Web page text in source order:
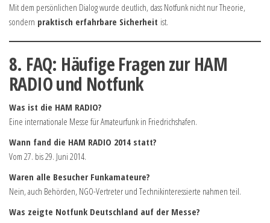
Mit dem persönlichen Dialog wurde deutlich, dass Notfunk nicht nur Theorie,
sondern praktisch erfahrbare Sicherheit ist.
8. FAQ: Häufige Fragen zur HAM
RADIO und Notfunk
Was ist die HAM RADIO?
Eine internationale Messe für Amateurfunk in Friedrichshafen.
Wann fand die HAM RADIO 2014 statt?
Vom 27. bis 29. Juni 2014.
Waren alle Besucher Funkamateure?
Nein, auch Behörden, NGO-Vertreter und Technikinteressierte nahmen teil.
Was zeigte Notfunk Deutschland auf der Messe?